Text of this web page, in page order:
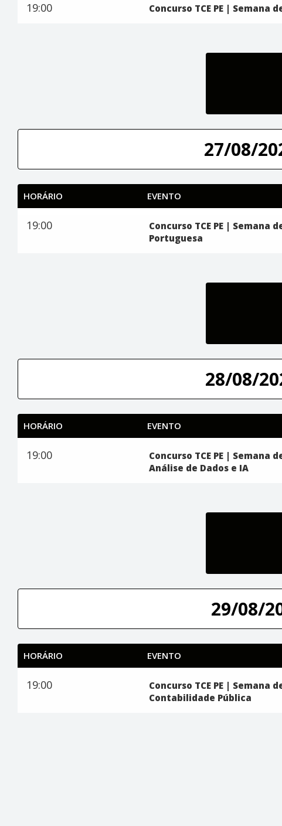
19:00 Concurso TCE PE | Semana
27/08/
HORÁRIO EVENTO
19:00
Concurso TCE PE | Semana
Portuguesa
28/08/
HORÁRIO EVENTO
19:00
Concurso TCE PE | Semana
Análise de Dados e IA
29/08/
HORÁRIO EVENTO
19:00
Concurso TCE PE | Semana
Contabilidade Pública